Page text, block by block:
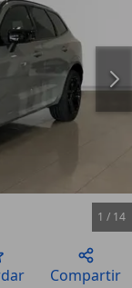
1 / 14
Compartir